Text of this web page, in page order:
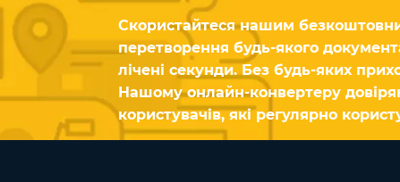
Скористайтеся нашим
перетворення будь-якого
лічені секунди. Без будь-яких
Нашому онлайн-конвертеру
користувачів, які регулярно